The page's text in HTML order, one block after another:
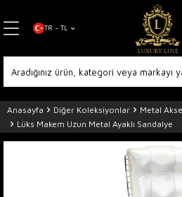
TR − TL
Anasayfa Diğer Koleksiyonlar
Metal
Lüks Makem Uzun Metal Ayaklı Sandalye